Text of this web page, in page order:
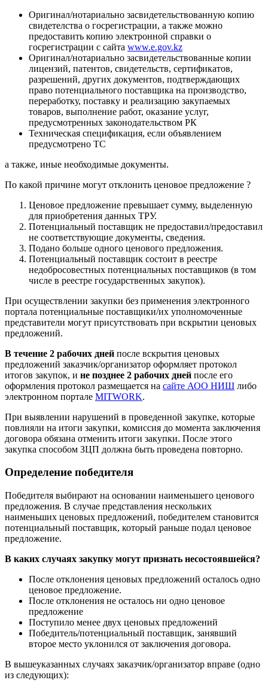
Оригинал/нотариально засвидетельствованную копию
свидетелства о госрегистрации, а также можно
предоставить копию электронной справки о
госрегистрации с сайта www.e.gov.kz
Оригинал/нотариально засвидетельствованные копии
лицензий, патентов, свидетельств, сертификатов,
разрешений, других документов, подтверждающих
право потенциального поставщика на производство,
переработку, поставку и реализацию закупаемых
товаров, выполнение работ, оказание услуг,
предусмотренных законодательством РК
Техническая спецификация, если объявлением
предусмотрено ТС
а также, иные необходимые документы.
По какой причине могут отклонить ценовое предложение ?
Ценовое предложение превышает сумму, выделенную
для приобретения данных ТРУ.
Потенциальный поставщик не предоставил/предоставил
не соответствующие документы, сведения.
Подано больше одного ценового предложения.
Потенциальный поставщик состоит в реестре
недобросовестных потенциальных поставщиков (в том
числе в реестре государственных закупок).
При осуществлении закупки без применения электронного
портала потенциальные поставщики/их уполномоченные
представители могут присутствовать при вскрытии ценовых
предложений.
В течение 2 рабочих дней после вскрытия ценовых
предложений заказчик/организатор оформляет протокол
итогов закупок, и не позднее 2 рабочих дней после его
оформления протокол размещается на сайте АОО НИШ либо
электронном портале MITWORK.
При выявлении нарушений в проведенной закупке, которые
повлияли на итоги закупки, комиссия до момента заключения
договора обязана отменить итоги закупки. После этого
закупка способом ЗЦП должна быть проведена повторно.
Определение победителя
Победителя выбирают на основании наименьшего ценового
предложения. В случае представления нескольких
наименьших ценовых предложений, победителем становится
потенциальный поставщик, который раньше подал ценовое
предложение.
В каких случаях закупку могут признать несостоявшейся?
После отклонения ценовых предложений осталось одно
ценовое предложение.
После отклонения не осталось ни одно ценовое
предложение
Поступило менее двух ценовых предложений
Победитель/потенциальный поставщик, занявший
второе место уклонился от заключения договора.
В вышеуказанных случаях заказчик/организатор вправе (одно
из следующих):